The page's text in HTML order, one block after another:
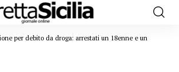
per debito da droga: arrestati un 18enne e un